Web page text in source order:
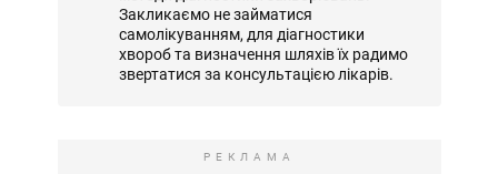
Закликаємо не займатися
самолікуванням, для діагностики
хвороб та визначення шляхів їх радимо
звертатися за консультацією лікарів.
РЕКЛАМА